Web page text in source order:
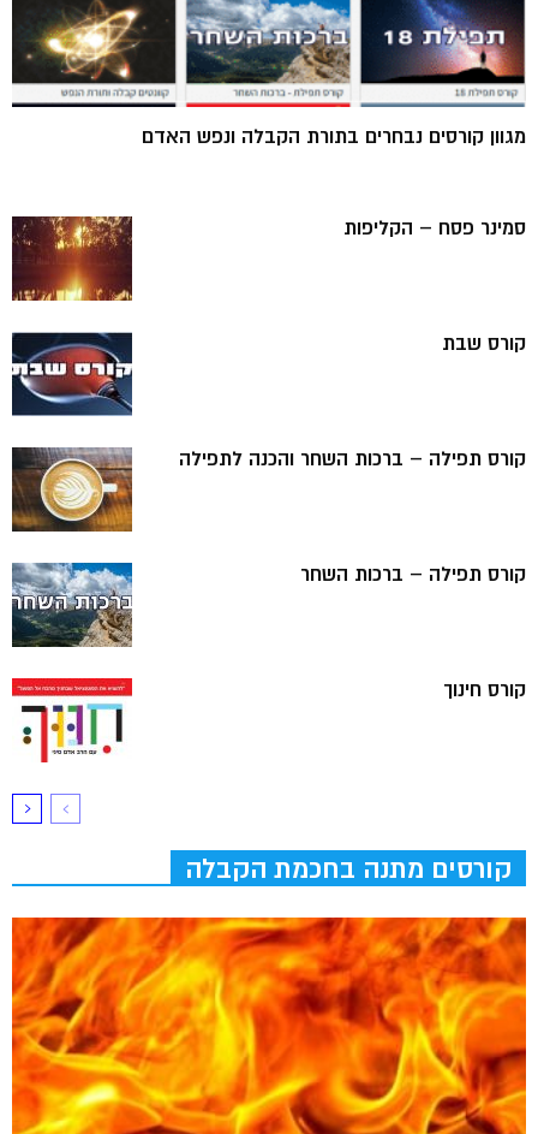
מגוון קורסים נבחרים בתורת הקבלה ונפש האדם
סמינר פסח – הקליפות
קורס שבת
קורס תפילה – ברכות השחר והכנה לתפילה
קורס תפילה – ברכות השחר
קורס חינוך
קורסים מתנה בחכמת הקבלה